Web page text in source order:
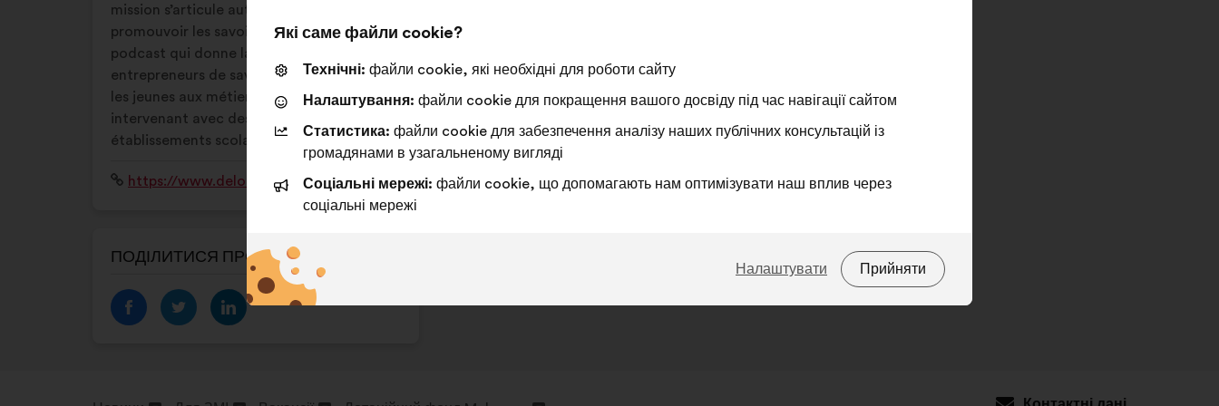
mission s’articule autour de 2 actions :
promouvoir les savoir-faire avec notre
podcast qui donne la parole aux
entrepreneurs de savoir-faire, sensibiliser
les jeunes aux métiers manuels en
intervenant avec des artisans dans les
établissements scolaires
Вебсайт:
https://www.delordanslesmains.com
ПОДІЛИТИСЯ ПРОФІЛЕМ
Які саме файли cookie?
Технічні: файли cookie, які необхідні для роботи сайту
Налаштування: файли cookie для покращення вашого досвіду під час навігації сайтом
Статистика: файли cookie для забезпечення аналізу наших публічних консультацій із
громадянами в узагальненому вигляді
Соціальні мережі: файли cookie, що допомагають нам оптимізувати наш вплив через
соціальні мережі
Прийняти
Налаштувати